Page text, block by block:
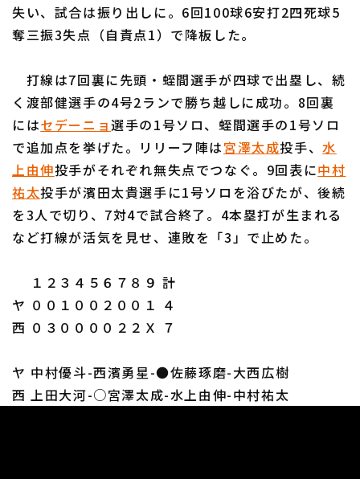
利用規約 プライバシーポリシー
運営会社（別ウィンドウで開く） よくある質問
アルバイト募集 （別ウィンドウで開く
失い、試合は振り出しに。6回100球6安打2四死球5
奪三振3失点（自責点1）で降板した。
打線は7回裏に先頭・蛭間選手が四球で出塁し、続
く渡部健選手の4号2ランで勝ち越しに成功。8回裏
にはセデーニョ選手の1号ソロ、蛭間選手の1号ソロ
で追加点を挙げた。リリーフ陣は宮澤太成投手、水
上由伸投手がそれぞれ無失点でつなぐ。9回表に中村
祐太投手が濱田太貴選手に1号ソロを浴びたが、後続
を3人で切り、7対4で試合終了。4本塁打が生まれる
など打線が活気を見せ、連敗を「3」で止めた。
１２３４５６７８９ 計
ヤ ００１００２００１ ４
西 ０３００００２２Ｘ ７
ヤ 中村優斗-西濱勇星-●佐藤琢磨-大西広樹
西 上田大河-○宮澤太成-水上由伸-中村祐太